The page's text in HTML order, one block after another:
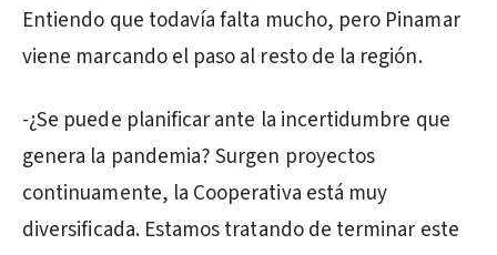
Entiendo que todavía falta mucho, pero Pinamar
viene marcando el paso al resto de la región.
-¿Se puede planificar ante la incertidumbre que
genera la pandemia? Surgen proyectos
continuamente, la Cooperativa está muy
diversificada. Estamos tratando de terminar este